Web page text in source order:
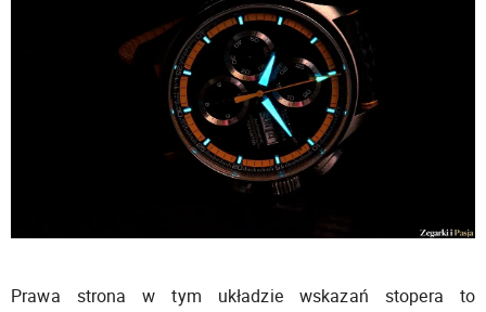
Prawa strona w tym układzie wskazań stopera to